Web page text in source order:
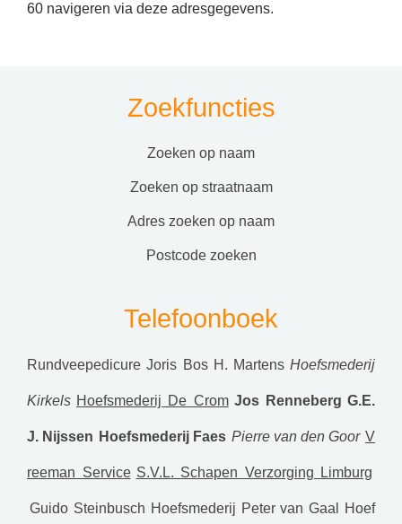
60 navigeren via deze adresgegevens.
Zoekfuncties
zoeken op naam
zoeken op straatnaam
adres zoeken op naam
postcode zoeken
Telefoonboek
Rundveepedicure Joris Bos H. Martens Hoefsmederij
Kirkels Hoefsmederij De Crom Jos Renneberg G.E.
J. Nijssen Hoefsmederij Faes Pierre van den Goor V
reeman Service S.V.L. Schapen Verzorging Limburg
Guido Steinbusch Hoefsmederij Peter van Gaal Hoef